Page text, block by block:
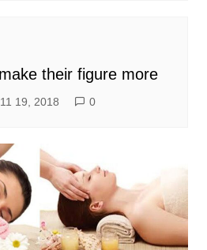
their figure more
19, 2018 0